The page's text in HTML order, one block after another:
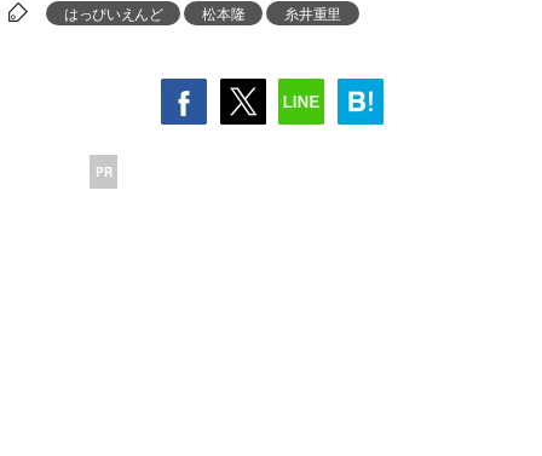
はっぴいえんど 松本隆 糸井重里
PR